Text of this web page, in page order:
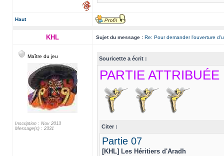
Haut
KHL Sujet du message : Re: Pour demander l'ouverture
Maître du jeu
Inscription : Nov 2013
Message(s) : 2331
Souricette a écrit :
PARTIE ATTRIBUÉE
Citer :
Partie 07
[KHL] Les Héritiers d'Aradh